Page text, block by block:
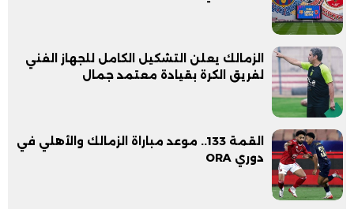
الزمالك يعلن التشكيل الكامل للجهاز الفني
لفريق الكرة بقيادة معتمد جمال
القمة 133.. موعد مباراة الزمالك والأهلي في
دوري ORA